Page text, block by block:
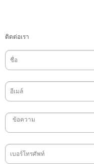
ติดต่อเรา